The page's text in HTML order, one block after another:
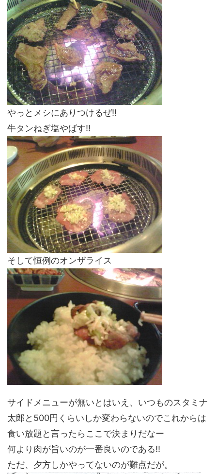
やっとメシにありつけるぜ!!
牛タンねぎ塩やばす!!
そして恒例のオンザライス
サイドメニューが無いとはいえ、いつものスタミナ
太郎と500円くらいしか変わらないのでこれからは
食い放題と言ったらここで決まりだなー
何より肉が旨いのが一番良いのである!!
ただ、夕方しかやってないのが難点だが。